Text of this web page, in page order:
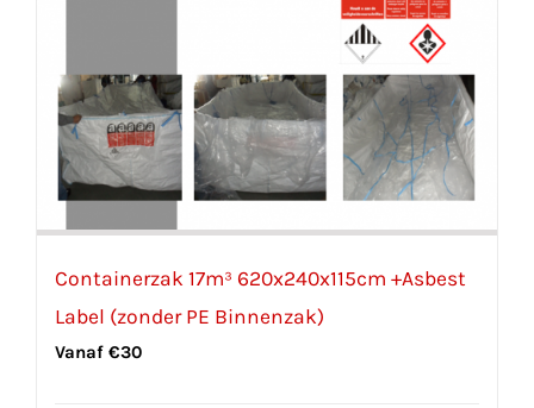
Containerzak 17m³ 620x240x115cm +Asbest
Label (zonder PE Binnenzak)
Vanaf €30